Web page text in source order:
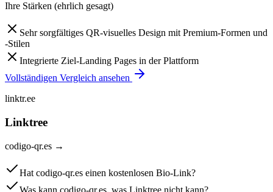
Ihre Stärken (ehrlich gesagt)
Sehr sorgfältiges QR-visuelles Design mit Premium-Formen und
-Stilen
Integrierte Ziel-Landing Pages in der Plattform
Vollständigen Vergleich ansehen
linktr.ee
Linktree
codigo-qr.es →
Hat codigo-qr.es einen kostenlosen Bio-Link?
Was kann codigo-qr.es, was Linktree nicht kann?